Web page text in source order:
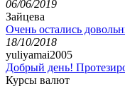
06/06/2019
Зайцева
Очень остались
18/10/2018
yuliyamai2005
Добрый день!
Курсы валют